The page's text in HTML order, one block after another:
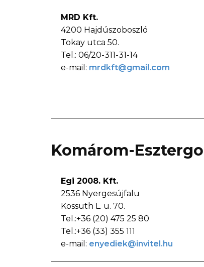
MRD Kft.
4200 Hajdúszoboszló
Tokay utca 50.
Tel.: 06/20-311-31-14
e-mail: mrdkft@gmail.com
Komárom-
Egi 2008. Kft.
2536 Nyergesújfalu
Kossuth L. u. 70.
Tel.:+36 (20) 475 25 80
Tel.:+36 (33) 355 111
e-mail: enyediek@invitel.hu